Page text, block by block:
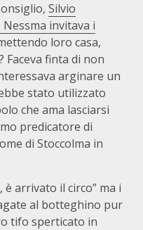
Silvio
invitava i
loro casa,
Faceva finta di non
arginare un
stato utilizzato
che ama lasciarsi
predicatore di
di Stoccolma in
arrivato il circo” ma i
al botteghino pur
tifo sperticato in